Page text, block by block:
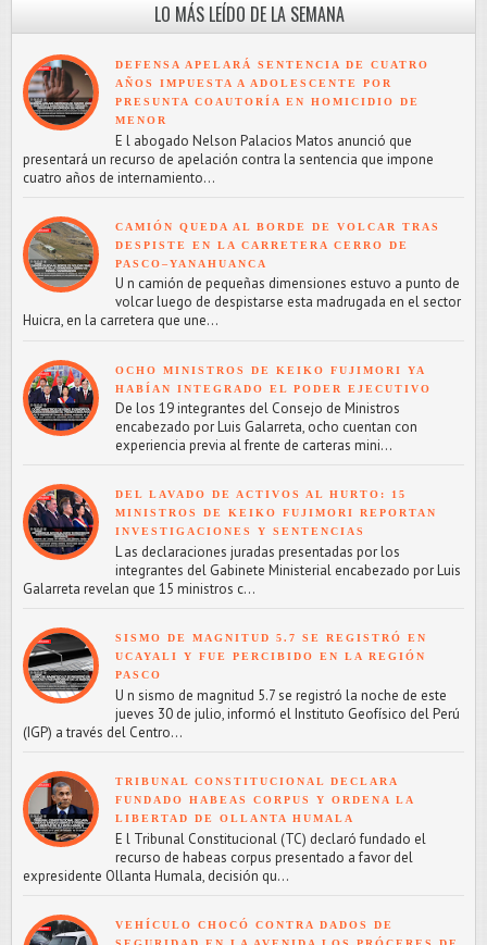
LO MÁS LEÍDO DE LA SEMANA
DEFENSA APELARÁ SENTENCIA DE CUATRO
AÑOS IMPUESTA A ADOLESCENTE POR
PRESUNTA COAUTORÍA EN HOMICIDIO DE
MENOR
E l abogado Nelson Palacios Matos anunció que
presentará un recurso de apelación contra la sentencia que impone
cuatro años de internamiento...
CAMIÓN QUEDA AL BORDE DE VOLCAR TRAS
DESPISTE EN LA CARRETERA CERRO DE
PASCO–YANAHUANCA
U n camión de pequeñas dimensiones estuvo a punto de
volcar luego de despistarse esta madrugada en el sector
Huicra, en la carretera que une...
OCHO MINISTROS DE KEIKO FUJIMORI YA
HABÍAN INTEGRADO EL PODER EJECUTIVO
De los 19 integrantes del Consejo de Ministros
encabezado por Luis Galarreta, ocho cuentan con
experiencia previa al frente de carteras mini...
DEL LAVADO DE ACTIVOS AL HURTO: 15
MINISTROS DE KEIKO FUJIMORI REPORTAN
INVESTIGACIONES Y SENTENCIAS
L as declaraciones juradas presentadas por los
integrantes del Gabinete Ministerial encabezado por Luis
Galarreta revelan que 15 ministros c...
SISMO DE MAGNITUD 5.7 SE REGISTRÓ EN
UCAYALI Y FUE PERCIBIDO EN LA REGIÓN
PASCO
U n sismo de magnitud 5.7 se registró la noche de este
jueves 30 de julio, informó el Instituto Geofísico del Perú
(IGP) a través del Centro...
TRIBUNAL CONSTITUCIONAL DECLARA
FUNDADO HABEAS CORPUS Y ORDENA LA
LIBERTAD DE OLLANTA HUMALA
E l Tribunal Constitucional (TC) declaró fundado el
recurso de habeas corpus presentado a favor del
expresidente Ollanta Humala, decisión qu...
VEHÍCULO CHOCÓ CONTRA DADOS DE